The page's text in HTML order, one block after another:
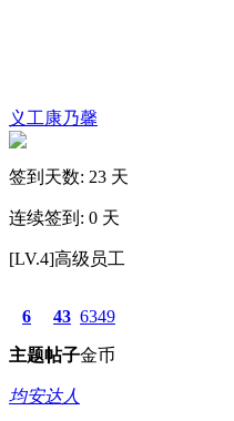
义工康乃馨
签到天数: 23 天
连续签到: 0 天
[LV.4]高级员工
6
主题
43
帖子
6349
金币
均安达人